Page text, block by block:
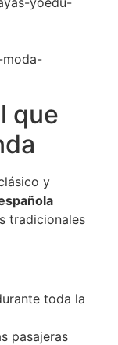
que
y
tradicionales
toda la
pasajeras